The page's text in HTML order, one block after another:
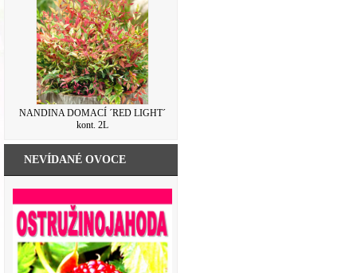
NANDINA DOMACÍ ´RED LIGHT´
kont. 2L
NEVÍDANÉ OVOCE